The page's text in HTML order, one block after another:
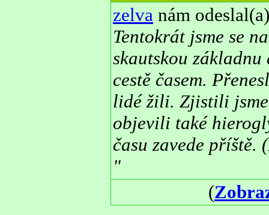
zelva nám
Tentokrát jsme se
skautskou
cestě časem.
lidé žili. Zjistili
objevili také
času zavede příště.
"
(